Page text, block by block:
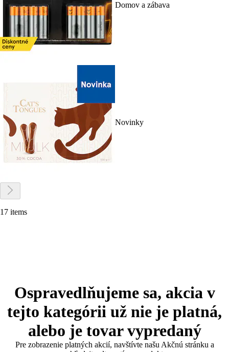
Domov a zábava
Novinky
17 items
Ospravedlňujeme sa, akcia v
tejto kategórii už nie je platná,
alebo je tovar vypredaný
Pre zobrazenie platných akcií, navštívte našu Akčnú stránku a